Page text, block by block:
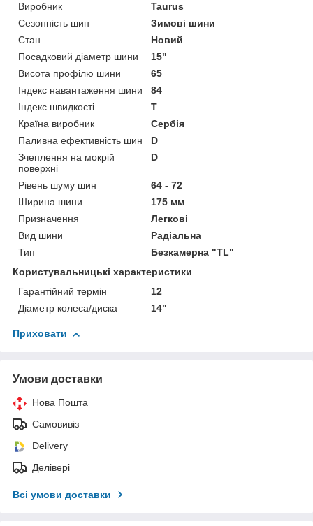
Виробник
Taurus
Сезонність шин
Зимові шини
Стан
Новий
Посадковий діаметр шини
15"
Висота профілю шини
65
Індекс навантаження шини
84
Індекс швидкості
T
Країна виробник
Сербія
Паливна ефективність шин
D
Зчеплення на мокрій
поверхні
D
Рівень шуму шин
64 - 72
Ширина шини
175 мм
Призначення
Легкові
Вид шини
Радіальна
Тип
Безкамерна "TL"
Користувальницькі характеристики
Гарантійний термін
12
Діаметр колеса/диска
14"
Приховати
Умови доставки
Нова Пошта
Самовивіз
Delivery
Делівері
Всі умови доставки